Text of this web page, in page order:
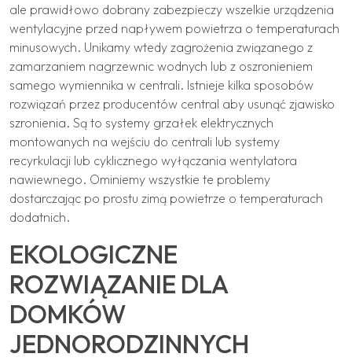
ale prawidłowo dobrany zabezpieczy wszelkie urządzenia
wentylacyjne przed napływem powietrza o temperaturach
minusowych. Unikamy wtedy zagrożenia związanego z
zamarzaniem nagrzewnic wodnych lub z oszronieniem
samego wymiennika w centrali. Istnieje kilka sposobów
rozwiązań przez producentów central aby usunąć zjawisko
szronienia. Są to systemy grzałek elektrycznych
montowanych na wejściu do centrali lub systemy
recyrkulacji lub cyklicznego wyłączania wentylatora
nawiewnego. Ominiemy wszystkie te problemy
dostarczając po prostu zimą powietrze o temperaturach
dodatnich.
EKOLOGICZNE
ROZWIĄZANIE DLA
DOMKÓW
JEDNORODZINNYCH